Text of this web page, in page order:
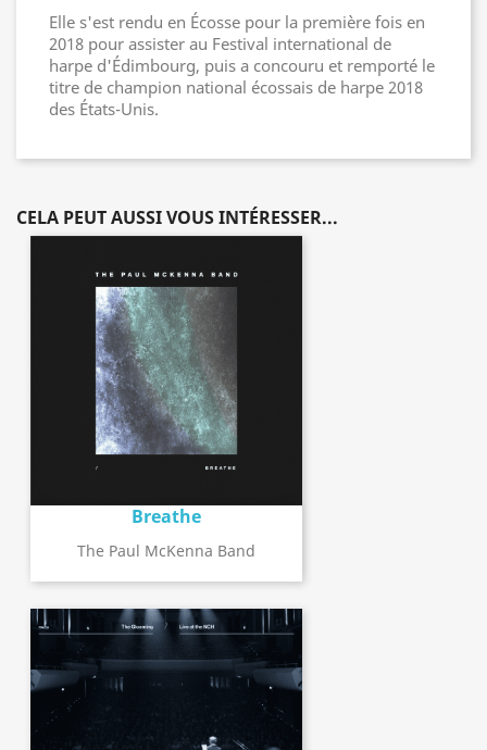
Elle s'est rendu en Écosse pour la première fois en
2018 pour assister au Festival international de
harpe d'Édimbourg, puis a concouru et remporté le
titre de champion national écossais de harpe 2018
des États-Unis.
CELA PEUT AUSSI VOUS INTÉRESSER...
Breathe
The Paul McKenna Band